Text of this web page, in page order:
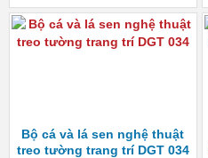
Bộ cá và lá sen nghệ thuật
treo tường trang trí DGT 034